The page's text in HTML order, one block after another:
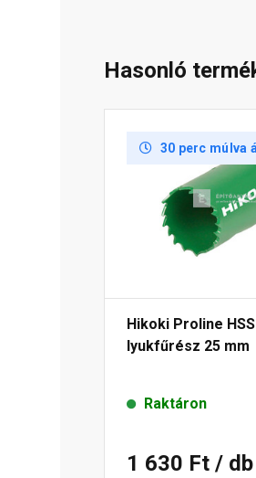
Hasonló
30 perc múlva
Hikoki Proline
lyukfűrész 25 mm
Raktáron
1 630 Ft / db